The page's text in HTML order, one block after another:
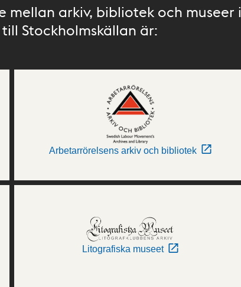
arkiv, bibliotek och museer i
Stockholmskällan är:
Arbetarrörelsens arkiv och bibliotek
Litografiska museet